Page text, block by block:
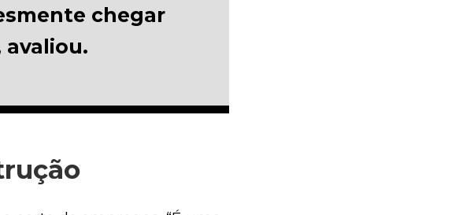
chegar
avaliou.